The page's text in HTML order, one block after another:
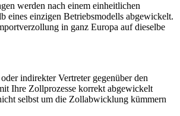
werden nach einem einheitlichen
eines einzigen Betriebsmodells abgewickelt.
in ganz Europa auf dieselbe
indirekter Vertreter gegenüber den
Ihre Zollprozesse korrekt abgewickelt
selbst um die Zollabwicklung kümmern